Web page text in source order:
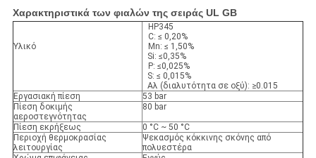
Χαρακτηριστικά των φιαλών της σειράς UL GB
Υλικό
HP345
C: ≤ 0,20%
Mn: ≤ 1,50%
Si: ≤0,35%
P: ≤0,025%
S: ≤ 0,015%
Αλ (διαλυτότητα σε οξύ): ≥0.015
Εργασιακή πίεση
53 bar
Πίεση δοκιμής
αεροστεγνότητας
80 bar
Πίεση εκρήξεως
0 °C ~ 50 °C
Περιοχή θερμοκρασίας
λειτουργίας
Ψεκασμός κόκκινης σκόνης από
πολυεστέρα